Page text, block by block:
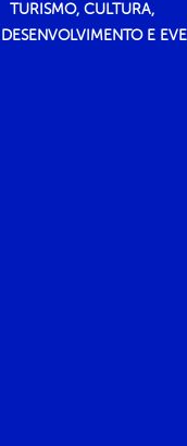
TURISMO, CULTURA,
DESENVOLVIMENTO E